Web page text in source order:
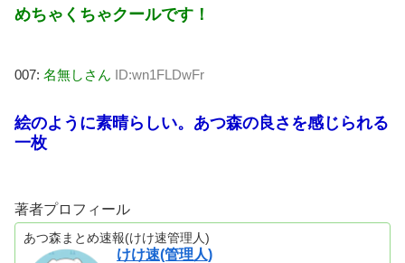
めちゃくちゃクールです！
007: 名無しさん ID:wn1FLDwFr
絵のように素晴らしい。あつ森の良さを感じられる
一枚
著者プロフィール
あつ森まとめ速報(けけ速管理人)
けけ速(管理人)